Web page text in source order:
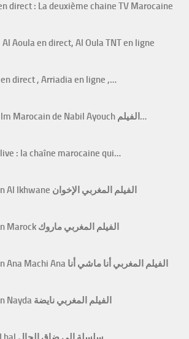
direct : La deuxième chaine TV Marocaine
Aoula en direct, Al Oula TNT en ligne
direct , Arriadia en ligne ,…
Zin Li Fik Le film Marocain de Nabil Ayouch الفيلم…
: la chaîne marocaine qui…
Film marocain Al Ikhwane الفيلم المغربي الإخوان
Film Marocain Marock الفيلم المغربي ماروك
Film marocain Ana Machi Ana الفيلم المغربي أنا ماشي أنا
Film marocain Nayda الفيلم المغربي نايضة